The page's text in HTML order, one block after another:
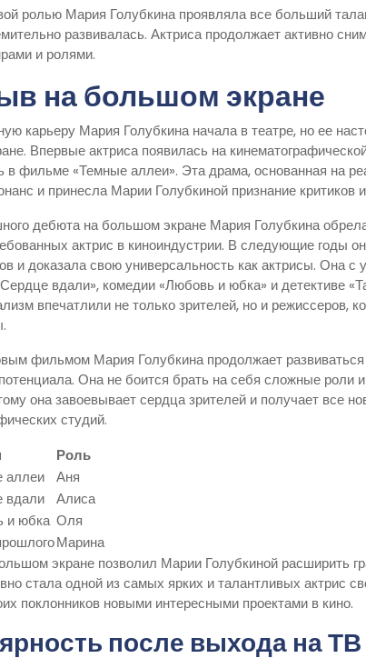
ролью Мария Голубкина проявляла все больший
развивалась. Актриса продолжает активно
и ролями.
на большом экране
карьеру Мария Голубкина начала в театре, но ее
Впервые актриса появилась на
в фильме «Темные аллеи». Эта драма, основанная на
и принесла Марии Голубкиной признание критиков
дебюта на большом экране Мария Голубкина
актрис в киноиндустрии. В следующие годы
и доказала свою универсальность как актрисы. Она с
вдали», комедии «Любовь и юбка» и детективе
впечатлили не только зрителей, но и режиссеров,
фильмом Мария Голубкина продолжает развиваться
Она не боится брать на себя сложные роли
она завоевывает сердца зрителей и получает все
студий.
Роль
аллеи
Аня
вдали
Алиса
и юбка Оля
Марина
экране позволил Марии Голубкиной расширить
стала одной из самых ярких и талантливых актрис
поклонников новыми интересными проектами в кино.
после выхода на ТВ